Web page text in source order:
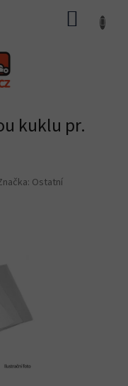
kuklu pr.
Ostatní